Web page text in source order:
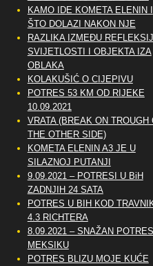
KAMO IDE KOMETA ELENIN I
ŠTO DOLAZI NAKON NJE
RAZLIKA IZMEĐU
SVIJETLOSTI I OBJEKTA IZA
OBLAKA
KOLAKUŠIĆ O CIJEPIVU
POTRES 53 KM OD RIJEKE
10.09.2021
VRATA (BREAK ON TROUGH
THE OTHER SIDE)
KOMETA ELENIN A3 JE U
SILAZNOJ PUTANJI
9.09.2021 – POTRESI U BiH
ZADNJIH 24 SATA
POTRES U BIH KOD
4.3 RICHTERA
8.09.2021 – SNAŽAN
MEKSIKU
POTRES BLIZU MOJE KUĆE